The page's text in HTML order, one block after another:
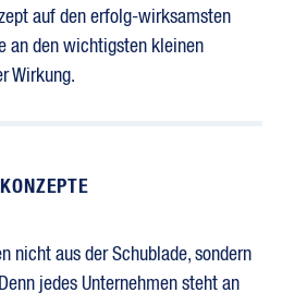
auf den erfolg-wirksamsten
an den wichtigsten kleinen
Wirkung.
nicht aus der Schublade, sondern
jedes Unternehmen steht an